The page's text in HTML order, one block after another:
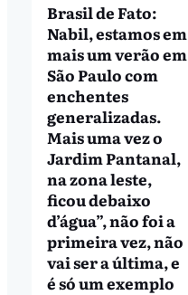
Brasil de Fato:
Nabil, estamos em
mais um verão em
São Paulo com
enchentes
generalizadas.
Mais uma vez o
Jardim Pantanal,
na zona leste,
ficou debaixo
d’água”, não foi a
primeira vez, não
vai ser a última, e
é só um exemplo